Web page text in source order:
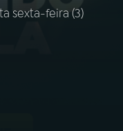
sexta-feira (3)